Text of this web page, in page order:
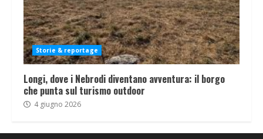
Storie & reportage
Longi, dove i Nebrodi diventano avventura: il borgo
che punta sul turismo outdoor
4 giugno 2026